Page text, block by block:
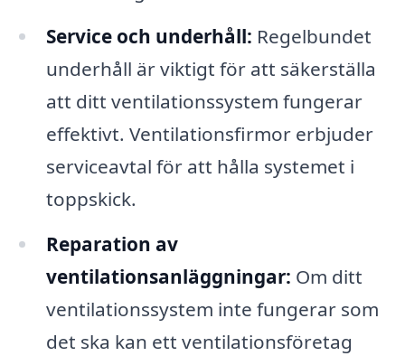
Service och underhåll: Regelbundet
underhåll är viktigt för att säkerställa
att ditt ventilationssystem fungerar
effektivt. Ventilationsfirmor erbjuder
serviceavtal för att hålla systemet i
toppskick.
Reparation av
ventilationsanläggningar: Om ditt
ventilationssystem inte fungerar som
det ska kan ett ventilationsföretag